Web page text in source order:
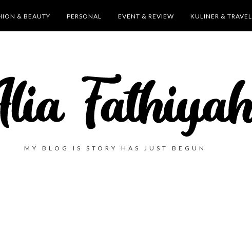
& BEAUTY PERSONAL EVENT & REVIEW KULINER & TRAVEL
MY BLOG IS STORY HAS JUST BEGUN